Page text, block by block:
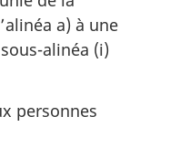
a) à une
alinéa (i)
personnes